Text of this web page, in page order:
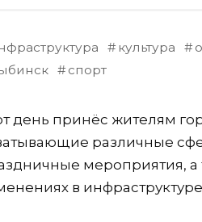
культура
спорт
день принёс жителям
различные
мероприятия, а
в